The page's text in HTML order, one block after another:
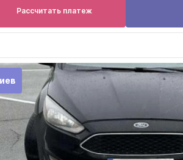
Рассчитать платеж